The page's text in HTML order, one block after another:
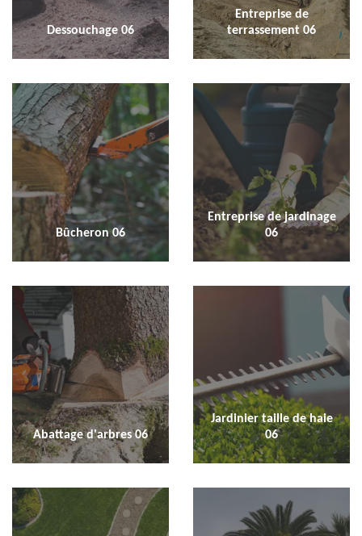
Dessouchage 06
Entreprise de
terrassement 06
Bûcheron 06
Entreprise de jardinage
06
Abattage d'arbres 06
Jardinier taille de haie
06